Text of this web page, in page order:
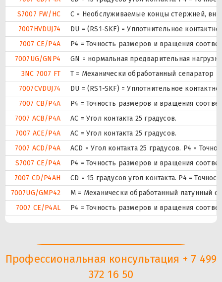
S7007 FW/HC
С = Необслуживаемые концы стержней,
7007HVDUJ74
DU = (RS1-SKF) = Уплотнительное
7007 CE/P4A
P4 = Точность размеров и вращения
7007UG/GNP4
GN = нормальная предварительная
3NC 7007 FT
T = Механически обработанный сепаратор
7007CVDUJ74
DU = (RS1-SKF) = Уплотнительное
7007 CB/P4A
P4 = Точность размеров и вращения
7007 ACB/P4A
AC = Угол контакта 25 градусов.
7007 ACE/P4A
AC = Угол контакта 25 градусов.
7007 ACD/P4A
ACD = Угол контакта 25 градусов. P4 =
S7007 CE/P4A
P4 = Точность размеров и вращения
7007 CD/P4AH
CD = 15 градусов угол контакта. P4 =
7007UG/GMP42
М = Механически обработанный латунный
7007 CE/P4AL
P4 = Точность размеров и вращения
Профессиональная консультация + 7 499
372 16 50